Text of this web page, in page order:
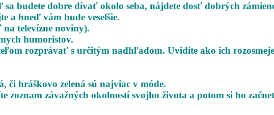
budete dobre dívať okolo seba, nájdete dosť dobrých
a hneď vám bude veselšie.
televízne noviny).
humoristov.
rozprávať s určitým nadhľadom. Uvidíte ako ich
či hráškovo zelená sú najviac v móde.
zoznam závažných okolností svojho života a potom si ho